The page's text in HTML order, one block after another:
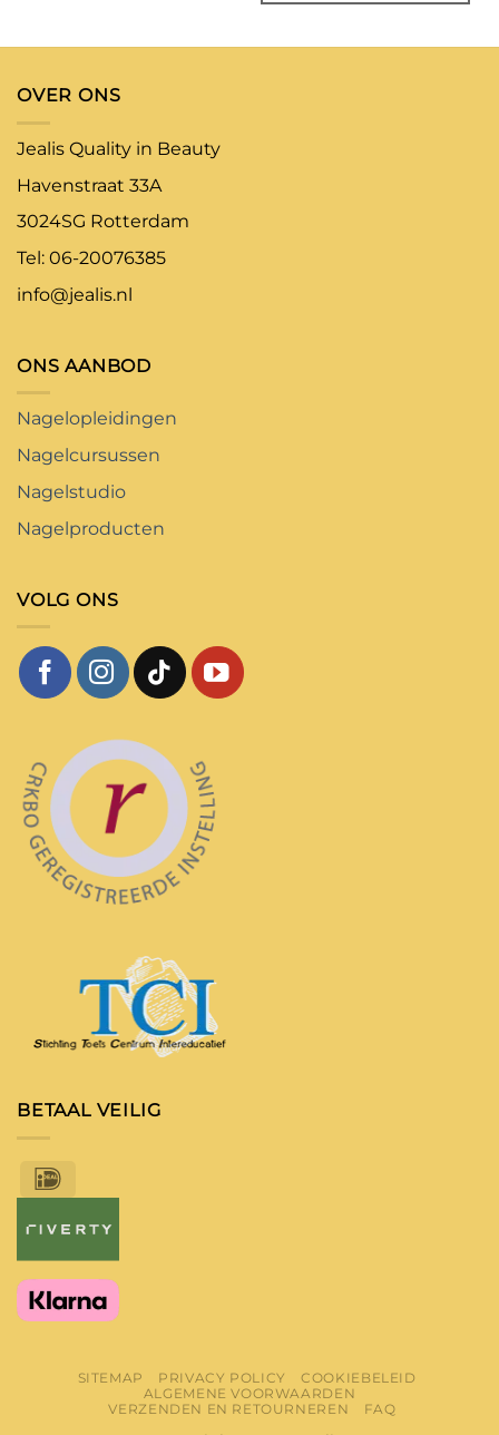
OVER ONS
Jealis Quality in Beauty
Havenstraat 33A
3024SG Rotterdam
Tel: 06-20076385
info@jealis.nl
ONS AANBOD
Nagelopleidingen
Nagelcursussen
Nagelstudio
Nagelproducten
VOLG ONS
BETAAL VEILIG
SITEMAP PRIVACY POLICY
COOKIEBELEID
ALGEMENE VOORWAARDEN
VERZENDEN EN RETOURNEREN
FAQ